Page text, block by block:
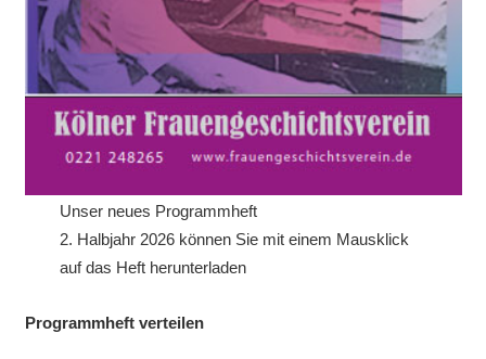
Unser neues Programmheft
2. Halbjahr 2026 können Sie mit einem Mausklick
auf das Heft herunterladen
Programmheft verteilen